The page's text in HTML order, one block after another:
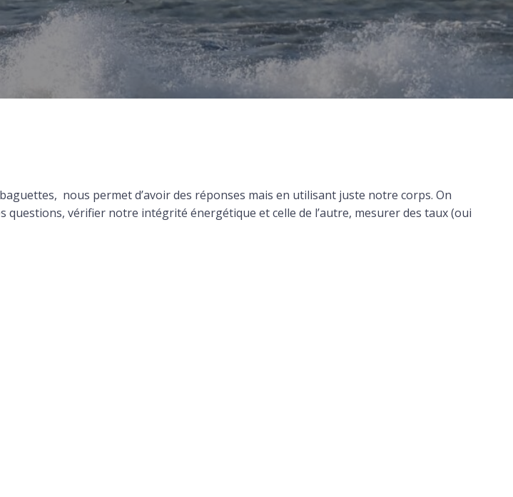
nous permet d’avoir des réponses mais en utilisant juste notre corps. On
vérifier notre intégrité énergétique et celle de l’autre, mesurer des taux (oui